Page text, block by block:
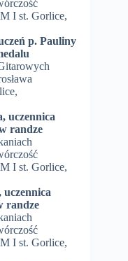
I st. Gorlice,
p. Pauliny
uczennica
randze
I st. Gorlice,
randze
I st. Gorlice,